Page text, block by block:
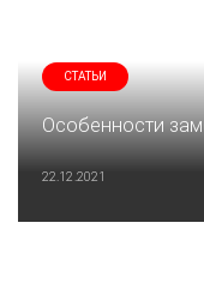
СТАТЬИ
Особенности
22.12.2021